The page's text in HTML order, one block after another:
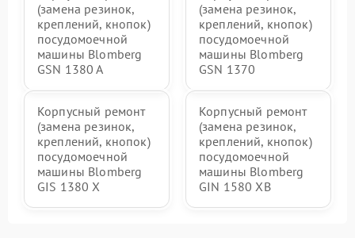
(замена резинок,
креплений, кнопок)
посудомоечной
машины Blomberg
GSN 1380 A
(замена резинок,
креплений, кнопок)
посудомоечной
машины Blomberg
GSN 1370
Корпусный ремонт
(замена резинок,
креплений, кнопок)
посудомоечной
машины Blomberg
GIS 1380 X
Корпусный ремонт
(замена резинок,
креплений, кнопок)
посудомоечной
машины Blomberg
GIN 1580 XB